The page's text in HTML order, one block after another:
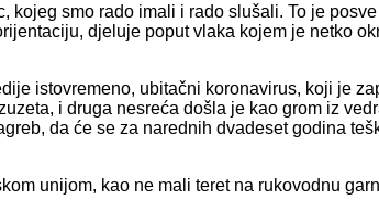
kojeg smo rado imali i rado slušali. To je
djeluje poput vlaka kojem je netko
istovremeno, ubitačni koronavirus, koji je
i druga nesreća došla je kao grom iz
da će se za narednih dvadeset godina
unijom, kao ne mali teret na rukovodnu